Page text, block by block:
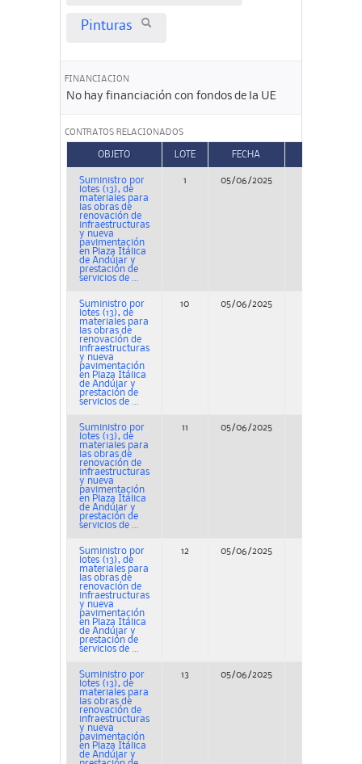
Pinturas
FINANCIACION
No hay financiación con fondos de la UE
CONTRATOS RELACIONADOS
OBJETO LOTE FECHA
Suministro por
lotes (13), de
materiales para
las obras de
renovación de
infraestructuras
y nueva
pavimentación
en Plaza Itálica
de Andújar y
prestación de
servicios de ...
1 05/06/2025
Suministro por
lotes (13), de
materiales para
las obras de
renovación de
infraestructuras
y nueva
pavimentación
en Plaza Itálica
de Andújar y
prestación de
servicios de ...
10 05/06/2025
Suministro por
lotes (13), de
materiales para
las obras de
renovación de
infraestructuras
y nueva
pavimentación
en Plaza Itálica
de Andújar y
prestación de
servicios de ...
11 05/06/2025
Suministro por
lotes (13), de
materiales para
las obras de
renovación de
infraestructuras
y nueva
pavimentación
en Plaza Itálica
de Andújar y
prestación de
servicios de ...
12 05/06/2025
Suministro por
lotes (13), de
materiales para
las obras de
renovación de
infraestructuras
y nueva
pavimentación
en Plaza Itálica
de Andújar y
13 05/06/2025